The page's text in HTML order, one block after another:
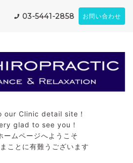
03-5441-2858 お問い合わせ
our Clinic detail site！
glad to see you！
ームページへようこそ
ことに有難うございます